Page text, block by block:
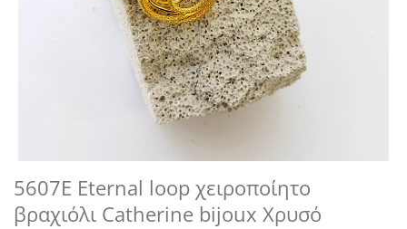
5607E Eternal loop χειροποίητο
βραχιόλι Catherine bijoux Χρυσό